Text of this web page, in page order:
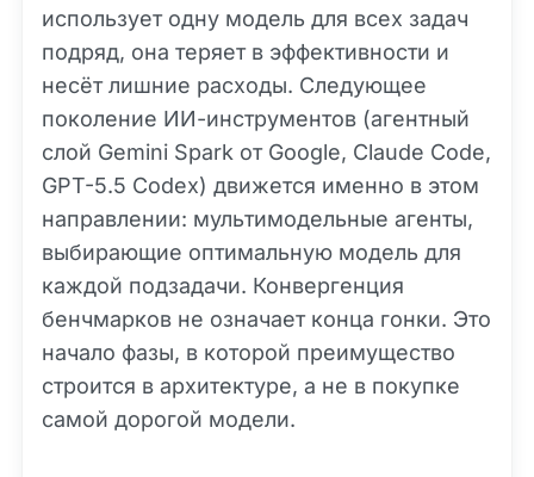
использует одну модель для всех задач
подряд, она теряет в эффективности и
несёт лишние расходы. Следующее
поколение ИИ-инструментов (агентный
слой Gemini Spark от Google, Claude Code,
GPT-5.5 Codex) движется именно в этом
направлении: мультимодельные агенты,
выбирающие оптимальную модель для
каждой подзадачи. Конвергенция
бенчмарков не означает конца гонки. Это
начало фазы, в которой преимущество
строится в архитектуре, а не в покупке
самой дорогой модели.